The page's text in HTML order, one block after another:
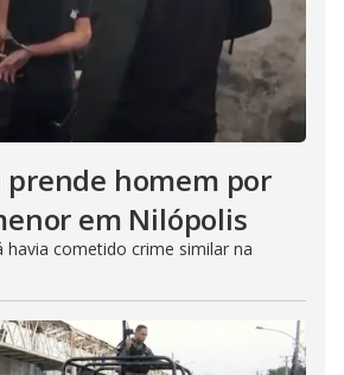
prende homem por
em Nilópolis
havia cometido crime similar na